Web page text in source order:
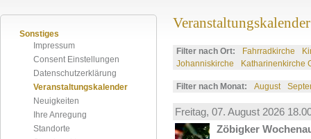
Sonstiges
Impressum
Consent Einstellungen
Datenschutzerklärung
Veranstaltungskalender
Neuigkeiten
Ihre Anregung
Standorte
Veranstaltungskalender
Filter nach Ort: Fahrradkirche
Johanniskirche
Katharinenkirche
Filter nach Monat: August
Freitag, 07. August 2026
Zöbigker